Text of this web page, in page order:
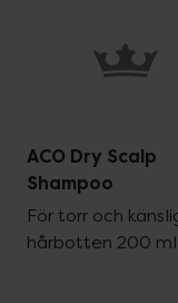
ACO Dry Scalp
Shampoo
För torr och
hårbotten 200 ml